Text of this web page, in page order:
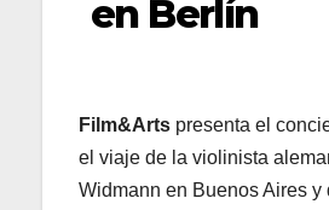
en Berlín
Film&Arts presenta el
el viaje de la violinista
Widmann en Buenos Aires y